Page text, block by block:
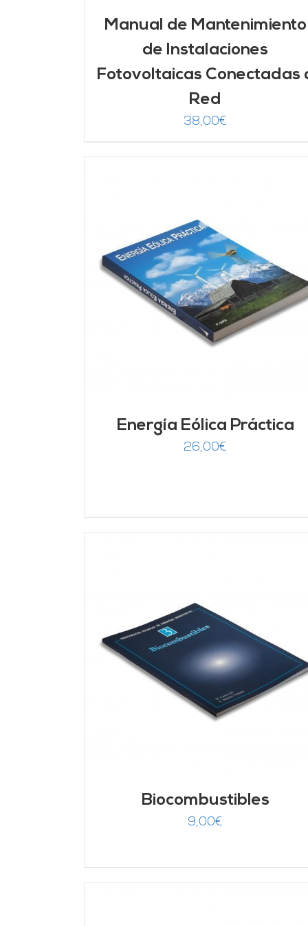
Manual de Mantenimiento
de Instalaciones
Fotovoltaicas Conectadas
Red
38,00€
Energía Eólica Práctica
26,00€
AÑADIR AL CARRITO / DETALLES
Biocombustibles
9,00€
AÑADIR AL CARRITO DETALLES